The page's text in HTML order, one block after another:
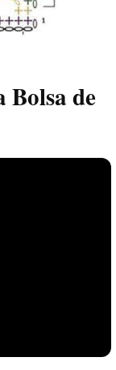
Bolsa de